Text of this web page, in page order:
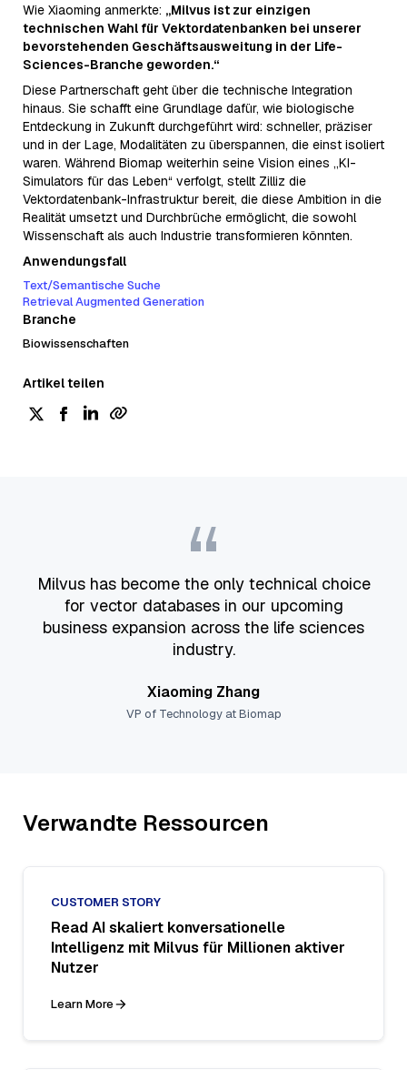
Wie Xiaoming anmerkte: „Milvus ist zur einzigen
technischen Wahl für Vektordatenbanken bei unserer
bevorstehenden Geschäftsausweitung in der Life-
Sciences-Branche geworden.“
Diese Partnerschaft geht über die technische Integration
hinaus. Sie schafft eine Grundlage dafür, wie biologische
Entdeckung in Zukunft durchgeführt wird: schneller, präziser
und in der Lage, Modalitäten zu überspannen, die einst isoliert
waren. Während Biomap weiterhin seine Vision eines „KI-
Simulators für das Leben“ verfolgt, stellt Zilliz die
Vektordatenbank-Infrastruktur bereit, die diese Ambition in die
Realität umsetzt und Durchbrüche ermöglicht, die sowohl
Wissenschaft als auch Industrie transformieren könnten.
Anwendungsfall
Text/Semantische Suche
Retrieval Augmented Generation
Branche
Biowissenschaften
Artikel teilen
“
Milvus has become the only technical choice
for vector databases in our upcoming
business expansion across the life sciences
industry.
Xiaoming Zhang
VP of Technology at Biomap
Verwandte Ressourcen
CUSTOMER STORY
Read AI skaliert konversationelle
Intelligenz mit Milvus für Millionen aktiver
Nutzer
Learn More